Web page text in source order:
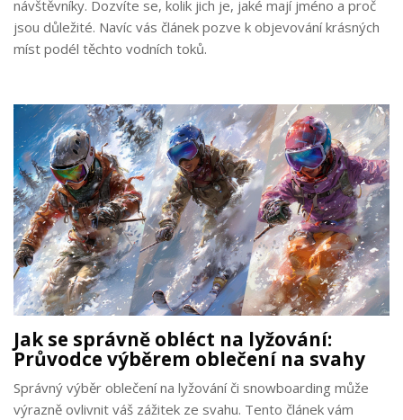
návštěvníky. Dozvíte se, kolik jich je, jaké mají jméno a proč
jsou důležité. Navíc vás článek pozve k objevování krásných
míst podél těchto vodních toků.
Jak se správně obléct na lyžování:
Průvodce výběrem oblečení na svahy
Správný výběr oblečení na lyžování či snowboarding může
výrazně ovlivnit váš zážitek ze svahu. Tento článek vám